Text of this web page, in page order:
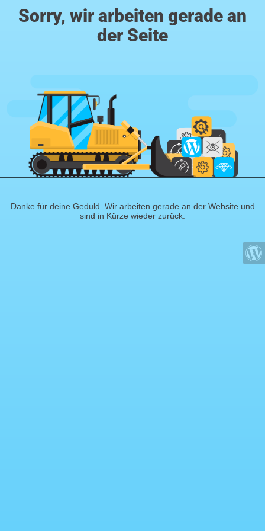
Sorry, wir arbeiten gerade an
der Seite
Danke für deine Geduld. Wir arbeiten gerade an der Website und
sind in Kürze wieder zurück.